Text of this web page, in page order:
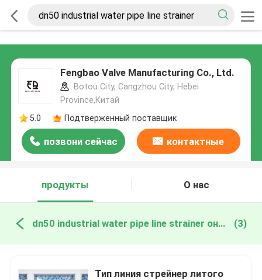
Fengbao Valve Manufacturing Co., Ltd.
Botou City, Cangzhou City, Hebei
Province,Китай
5.0
Подтверженный поставщик
позвони сейчас контактные
продукты
О нас
dn50 industrial water pipe line strainer онлайн производство (3)
Тип линия стрейнер литого